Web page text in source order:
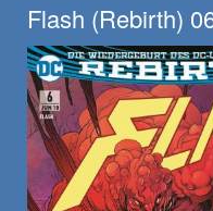
Flash (Rebirth)